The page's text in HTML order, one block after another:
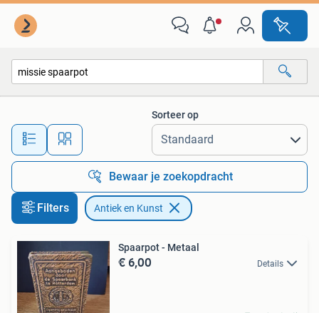
Alle afstanden…
Sorteer op
Bewaar je zoekopdracht
Filters Antiek en Kunst
Spaarpot - Metaal
€ 6,00 Details